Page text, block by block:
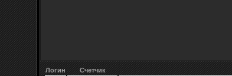
Логин Счетчик